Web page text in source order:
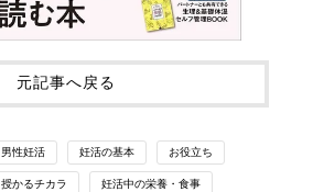
元記事へ戻る
男性妊活 妊活の基本 お役立ち
授かるチカラ 妊活中の栄養・食事